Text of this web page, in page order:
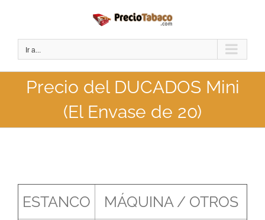
contenido
Ir a...
Precio del DUCADOS Mini
(El Envase de 20)
ESTANCO MÁQUINA / OTROS